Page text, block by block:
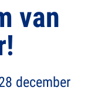
van
december